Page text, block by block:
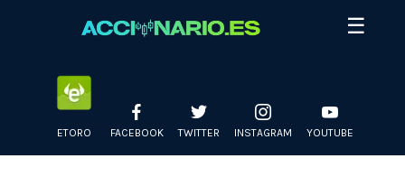
☰
ETORO FACEBOOK TWITTER INSTAGRAM YOUTUBE